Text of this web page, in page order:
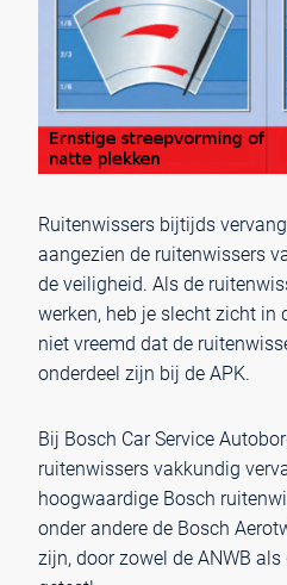
Ruitenwissers bijtijds
aangezien de ruitenwissers
de veiligheid. Als de
werken, heb je slecht zicht in
niet vreemd dat de
onderdeel zijn bij de APK.
Bij Bosch Car Service
ruitenwissers vakkundig
hoogwaardige Bosch
onder andere de Bosch
zijn, door zowel de ANWB als